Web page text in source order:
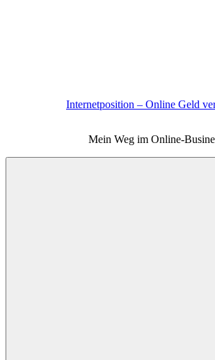
Internetposition – Online Geld
Mein Weg im Online-